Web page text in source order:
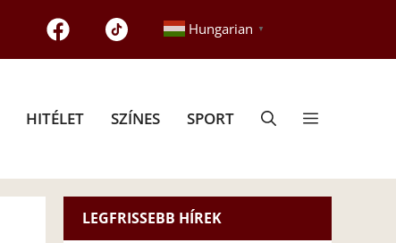
Hungarian ▼
HITÉLET SZÍNES SPORT
LEGFRISSEBB HÍREK